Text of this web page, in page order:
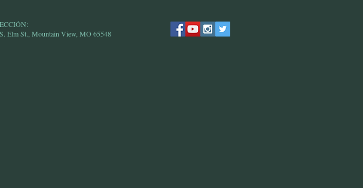
Elm St., Mountain View, MO 65548